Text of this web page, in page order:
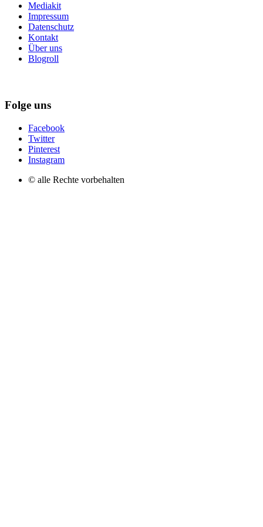
Mediakit
Impressum
Datenschutz
Kontakt
Über uns
Blogroll
Folge uns
Facebook
Twitter
Pinterest
Instagram
© alle Rechte vorbehalten